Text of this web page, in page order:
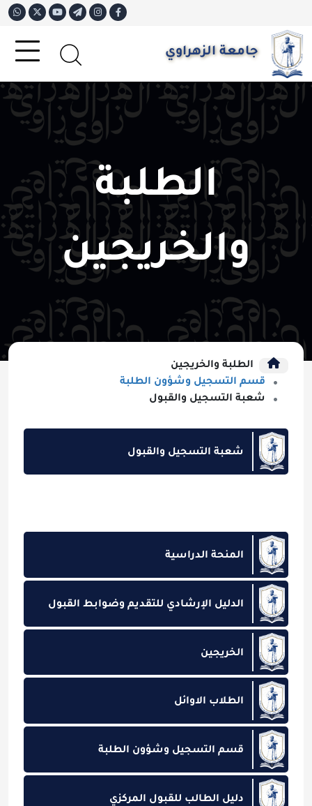
جامعة الزهراوي
الطلبة
والخريجين
الطلبة والخريجين
قسم التسجيل وشؤون الطلبة
شعبة التسجيل والقبول
شعبة التسجيل والقبول
المنحة الدراسية
الدليل الإرشادي للتقديم وضوابط القبول
الخريجين
الطلاب الاوائل
قسم التسجيل وشؤون الطلبة
دليل الطالب للقبول المركزي